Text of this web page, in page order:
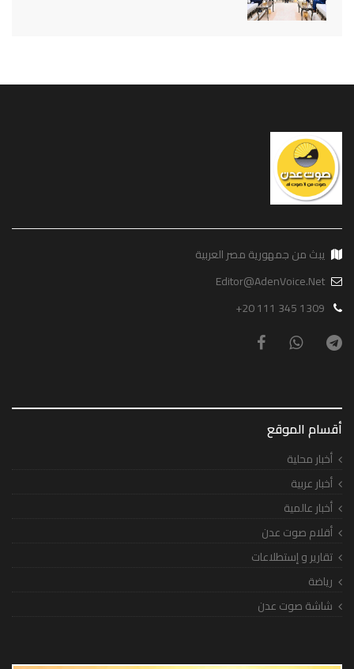
يبث من جمهورية مصر العربية
Editor@AdenVoice.Net
+20 111 345 1309
أقسام الموقع
أخبار محلية
أخبار عربية
أخبار عالمية
أقلام صوت عدن
تقارير و إستطلاعات
رياضة
شاشة صوت عدن